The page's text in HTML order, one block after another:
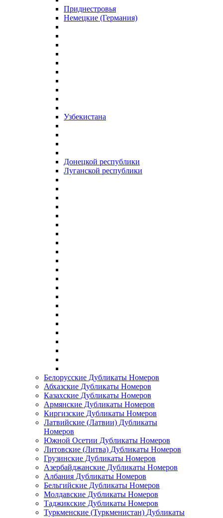
Приднестровья
Немецкие (Германия)
Узбекистана
Донецкой республики
Луганской республики
Белорусские Дубликаты Номеров
Абхазские Дубликаты Номеров
Казахские Дубликаты Номеров
Армянские Дубликаты Номеров
Киргизские Дубликаты Номеров
Латвийские (Латвии) Дубликаты
Номеров
Южной Осетии Дубликаты Номеров
Литовские (Литва) Дубликаты Номеров
Грузинские Дубликаты Номеров
Азербайджанские Дубликаты Номеров
Албания Дубликаты Номеров
Бельгийские Дубликаты Номеров
Молдавские Дубликаты Номеров
Таджикские Дубликаты Номеров
Туркменские (Туркменистан) Дубликаты